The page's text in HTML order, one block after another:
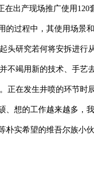
出产现场推广使用
过程中，其使用场景
头研究若何将安拆进
不竭用新的技术、手
正在发生井喷的环节
想的工作越来越多，
实希望的维吾尔族小